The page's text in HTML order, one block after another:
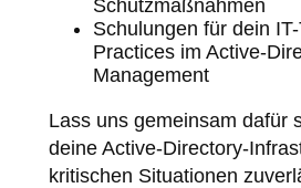
Schutzmaßnahmen
Schulungen für dein
Practices im Active-
Management
Lass uns gemeinsam dafür
deine Active-Directory-
kritischen Situationen